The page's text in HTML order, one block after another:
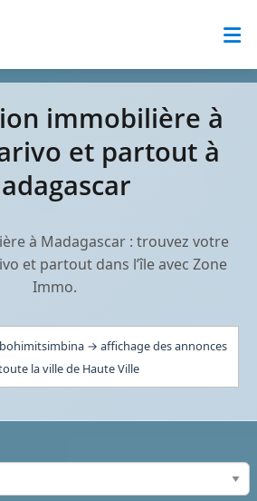
immobilière à
et partout à
à Madagascar : trouvez votre
et partout dans l’île avec Zone
Immo.
→ affichage des annonces
la ville de Haute Ville